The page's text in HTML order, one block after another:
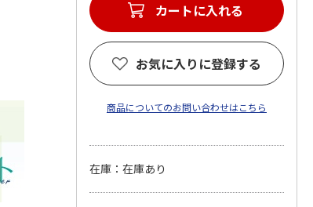
カートに入れる
お気に入りに登録する
商品についてのお問い合わせはこちら
在庫：在庫あり